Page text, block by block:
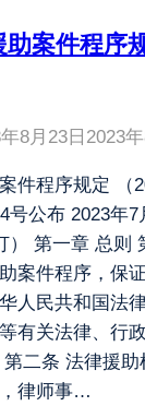
助案件程序
8月23日 2023
件程序规定 （
号公布 2023年7
） 第一章 总则
案件程序，保
人民共和国法
有关法律、行
二条 法律援助
律师事…